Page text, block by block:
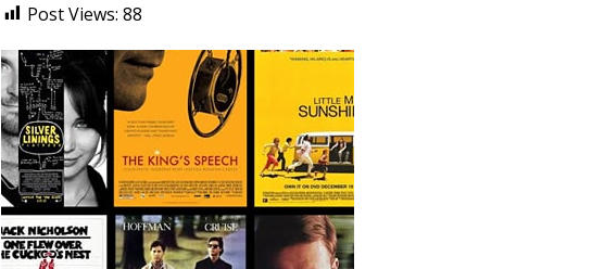
Post Views: 88